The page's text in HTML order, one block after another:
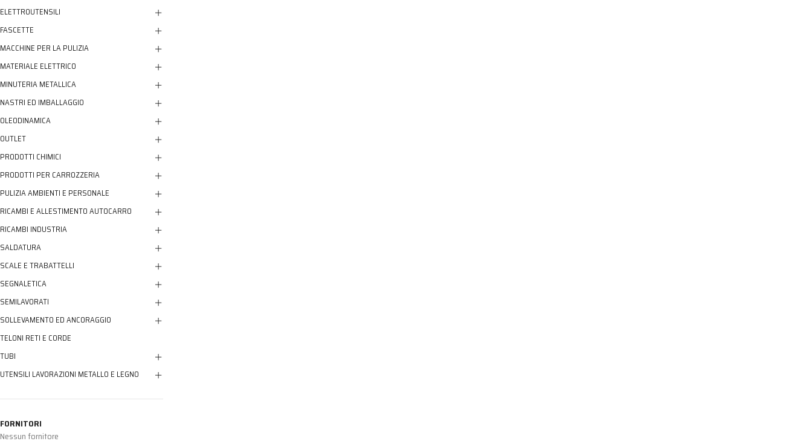
ELETTROUTENSILI
FASCETTE
MACCHINE PER LA PULIZIA
MATERIALE ELETTRICO
MINUTERIA METALLICA
NASTRI ED IMBALLAGGIO
OLEODINAMICA
OUTLET
PRODOTTI CHIMICI
PRODOTTI PER CARROZZERIA
PULIZIA AMBIENTI E PERSONALE
RICAMBI E ALLESTIMENTO AUTOCARRO
RICAMBI INDUSTRIA
SALDATURA
SCALE E TRABATTELLI
SEGNALETICA
SEMILAVORATI
SOLLEVAMENTO ED ANCORAGGIO
TELONI RETI E CORDE
TUBI
UTENSILI LAVORAZIONI METALLO E LEGNO
FORNITORI
Nessun fornitore